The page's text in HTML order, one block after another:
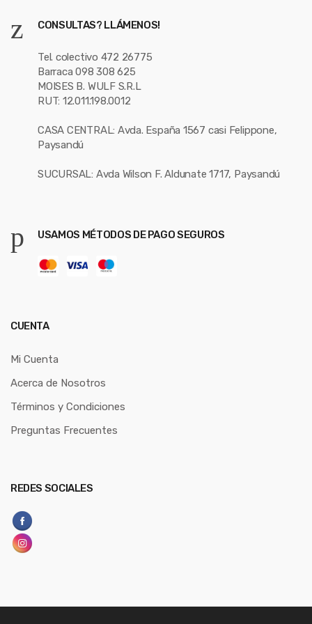
CONSULTAS? LLÁMENOS!
Tel. colectivo 472 26775
Barraca 098 308 625
MOISES B. WULF S.R.L
RUT: 12.011.198.0012
CASA CENTRAL: Avda. España 1567 casi Felippone,
Paysandú
SUCURSAL: Avda Wilson F. Aldunate 1717, Paysandú
USAMOS MÉTODOS DE PAGO SEGUROS
CUENTA
Mi Cuenta
Acerca de Nosotros
Términos y Condiciones
Preguntas Frecuentes
REDES SOCIALES